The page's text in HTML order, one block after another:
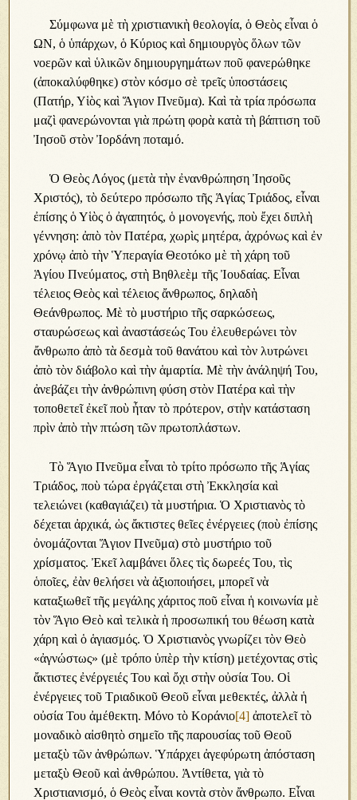
Σύμφωνα μὲ τὴ χριστιανικὴ θεολογία, ὁ Θεὸς εἶναι ὁ
ΩΝ, ὁ ὑπάρχων, ὁ Κύριος καὶ δημιουργὸς ὅλων τῶν
νοερῶν καὶ ὑλικῶν δημιουργημάτων ποῦ φανερώθηκε
(ἀποκαλύφθηκε) στὸν κόσμο σὲ τρεῖς ὑποστάσεις
(Πατήρ, Υἱὸς καὶ Ἅγιον Πνεῦμα). Καὶ τὰ τρία πρόσωπα
μαζὶ φανερώνονται γιὰ πρώτη φορὰ κατὰ τὴ βάπτιση τοῦ
Ἰησοῦ στὸν Ἰορδάνη ποταμό.
Ὁ Θεὸς Λόγος (μετὰ τὴν ἐνανθρώπηση Ἰησοῦς
Χριστός), τὸ δεύτερο πρόσωπο τῆς Ἁγίας Τριάδος, εἶναι
ἐπίσης ὁ Υἱὸς ὁ ἀγαπητός, ὁ μονογενής, ποὺ ἔχει διπλὴ
γέννηση: ἀπὸ τὸν Πατέρα, χωρὶς μητέρα, ἀχρόνως καὶ ἐν
χρόνῳ ἀπὸ τὴν Ὑπεραγία Θεοτόκο μὲ τὴ χάρη τοῦ
Ἁγίου Πνεύματος, στὴ Βηθλεὲμ τῆς Ἰουδαίας. Εἶναι
τέλειος Θεὸς καὶ τέλειος ἄνθρωπος, δηλαδὴ
Θεάνθρωπος. Μὲ τὸ μυστήριο τῆς σαρκώσεως,
σταυρώσεως καὶ ἀναστάσεώς Του ἐλευθερώνει τὸν
ἄνθρωπο ἀπὸ τὰ δεσμὰ τοῦ θανάτου καὶ τὸν λυτρώνει
ἀπὸ τὸν διάβολο καὶ τὴν ἁμαρτία. Μὲ τὴν ἀνάληψή Του,
ἀνεβάζει τὴν ἀνθρώπινη φύση στὸν Πατέρα καὶ τὴν
τοποθετεῖ ἐκεῖ ποὺ ἦταν τὸ πρότερον, στὴν κατάσταση
πρὶν ἀπὸ τὴν πτώση τῶν πρωτοπλάστων.
Τὸ Ἅγιο Πνεῦμα εἶναι τὸ τρίτο πρόσωπο τῆς Ἁγίας
Τριάδος, ποὺ τώρα ἐργάζεται στὴ Ἐκκλησία καὶ
τελειώνει (καθαγιάζει) τὰ μυστήρια. Ὁ Χριστιανὸς τὸ
δέχεται ἀρχικά, ὡς ἄκτιστες θεῖες ἐνέργειες (ποὺ ἐπίσης
ὀνομάζονται Ἅγιον Πνεῦμα) στὸ μυστήριο τοῦ
χρίσματος. Ἐκεῖ λαμβάνει ὅλες τὶς δωρεές Του, τὶς
ὁποῖες, ἐὰν θελήσει νὰ ἀξιοποιήσει, μπορεῖ νὰ
καταξιωθεῖ τῆς μεγάλης χάριτος ποῦ εἶναι ἡ κοινωνία μὲ
τὸν Ἅγιο Θεὸ καὶ τελικὰ ἡ προσωπική του θέωση κατὰ
χάρη καὶ ὁ ἁγιασμός. Ὁ Χριστιανὸς γνωρίζει τὸν Θεὸ
«ἀγνώστως» (μὲ τρόπο ὑπὲρ τὴν κτίση) μετέχοντας στὶς
ἄκτιστες ἐνέργειές Του καὶ ὄχι στὴν οὐσία Του. Οἱ
ἐνέργειες τοῦ Τριαδικοῦ Θεοῦ εἶναι μεθεκτές, ἀλλὰ ἡ
οὐσία Του ἀμέθεκτη. Μόνο τὸ Κοράνιο[4] ἀποτελεῖ τὸ
μοναδικὸ αἰσθητὸ σημεῖο τῆς παρουσίας τοῦ Θεοῦ
μεταξὺ τῶν ἀνθρώπων. Ὑπάρχει ἀγεφύρωτη ἀπόσταση
μεταξὺ Θεοῦ καὶ ἀνθρώπου. Ἀντίθετα, γιὰ τὸ
Χριστιανισμό, ὁ Θεὸς εἶναι κοντὰ στὸν ἄνθρωπο. Εἶναι